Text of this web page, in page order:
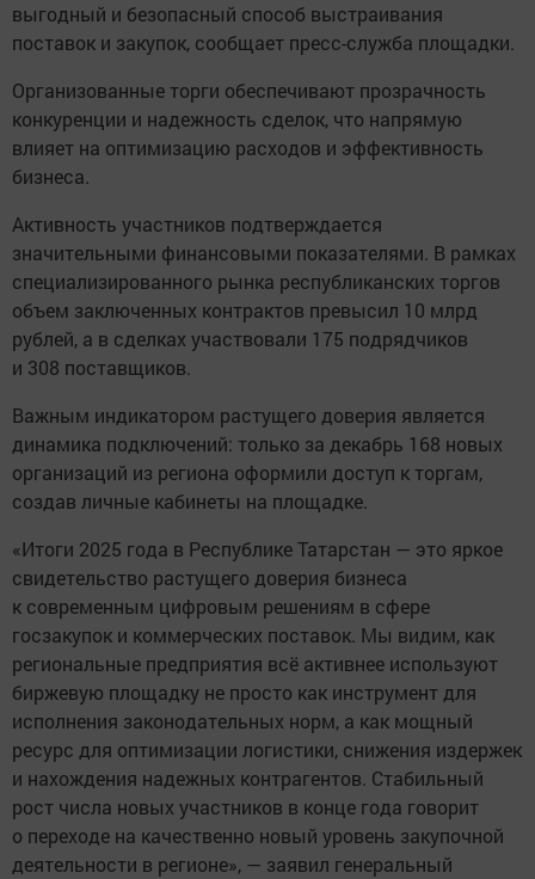
выгодный и безопасный способ выстраивания
поставок и закупок, сообщает пресс-служба площадки.
Организованные торги обеспечивают прозрачность
конкуренции и надежность сделок, что напрямую
влияет на оптимизацию расходов и эффективность
бизнеса.
Активность участников подтверждается
значительными финансовыми показателями. В рамках
специализированного рынка республиканских торгов
объем заключенных контрактов превысил 10 млрд
рублей, а в сделках участвовали 175 подрядчиков
и 308 поставщиков.
Важным индикатором растущего доверия является
динамика подключений: только за декабрь 168 новых
организаций из региона оформили доступ к торгам,
создав личные кабинеты на площадке.
«Итоги 2025 года в Республике Татарстан — это яркое
свидетельство растущего доверия бизнеса
к современным цифровым решениям в сфере
госзакупок и коммерческих поставок. Мы видим, как
региональные предприятия всё активнее используют
биржевую площадку не просто как инструмент для
исполнения законодательных норм, а как мощный
ресурс для оптимизации логистики, снижения издержек
и нахождения надежных контрагентов. Стабильный
рост числа новых участников в конце года говорит
о переходе на качественно новый уровень закупочной
деятельности в регионе», — заявил генеральный